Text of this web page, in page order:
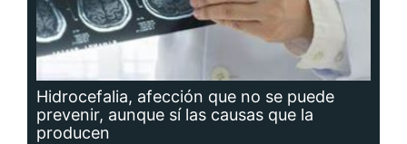
Hidrocefalia, afección que no se puede
prevenir, aunque sí las causas que la
producen